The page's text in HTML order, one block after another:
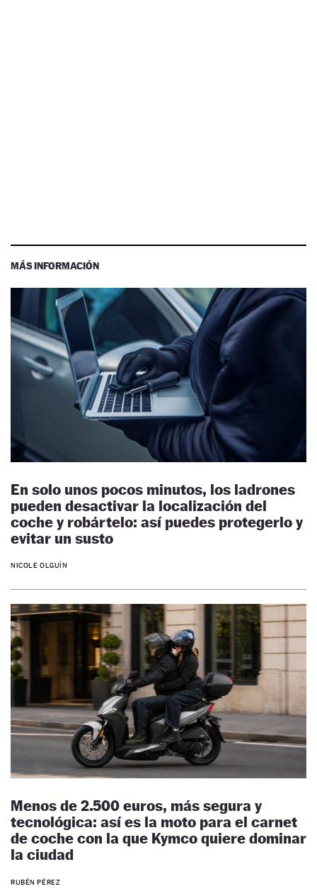
MÁS INFORMACIÓN
En solo unos pocos minutos, los ladrones
pueden desactivar la localización del
coche y robártelo: así puedes protegerlo y
evitar un susto
NICOLE OLGUÍN
Menos de 2.500 euros, más segura y
tecnológica: así es la moto para el carnet
de coche con la que Kymco quiere dominar
la ciudad
RUBÉN PÉREZ